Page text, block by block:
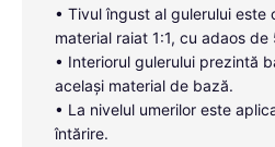
• Tivul îngust al gulerului este
material raiat 1:1, cu adaos de
• Interiorul gulerului prezintă
același material de bază.
• La nivelul umerilor este
întărire.